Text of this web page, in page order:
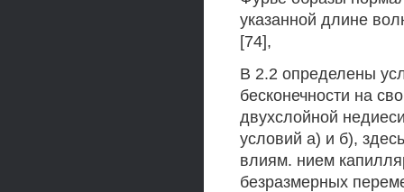
указанной длине
[74],
В 2.2 определены
бесконечности на
двухслойной
условий а) и б),
влиям. нием
безразмерных